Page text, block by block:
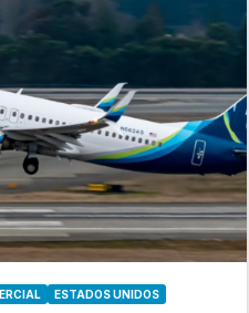
ESTADOS UNIDOS